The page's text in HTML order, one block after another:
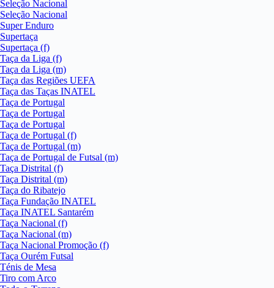
Seleção Nacional
Seleção Nacional
Super Enduro
Supertaça
Supertaça (f)
Taça da Liga (f)
Taça da Liga (m)
Taça das Regiões UEFA
Taça das Taças INATEL
Taça de Portugal
Taça de Portugal
Taça de Portugal
Taça de Portugal (f)
Taça de Portugal (m)
Taça de Portugal de Futsal (m)
Taça Distrital (f)
Taça Distrital (m)
Taça do Ribatejo
Taça Fundação INATEL
Taça INATEL Santarém
Taça Nacional (f)
Taça Nacional (m)
Taça Nacional Promoção (f)
Taça Ourém Futsal
Ténis de Mesa
Tiro com Arco